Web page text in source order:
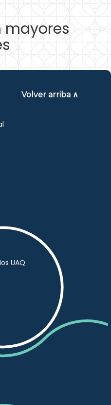
mayores
Volver arriba ∧
UAQ